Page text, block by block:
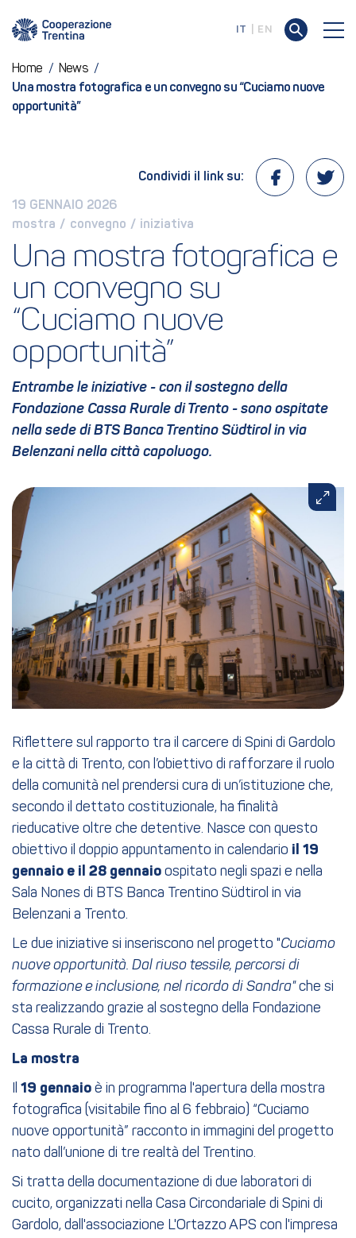
IT EN
Home / News /
Una mostra fotografica e un convegno su “Cuciamo nuove
opportunità”
19 GENNAIO 2026
mostra / convegno / iniziativa
Condividi il link su:
Una mostra fotografica e
un convegno su
“Cuciamo nuove
opportunità”
Entrambe le iniziative - con il sostegno della
Fondazione Cassa Rurale di Trento - sono ospitate
nella sede di BTS Banca Trentino Südtirol in via
Belenzani nella città capoluogo.
Riflettere sul rapporto tra il carcere di Spini di Gardolo
e la città di Trento, con l’obiettivo di rafforzare il ruolo
della comunità nel prendersi cura di un’istituzione che,
secondo il dettato costituzionale, ha finalità
rieducative oltre che detentive. Nasce con questo
obiettivo il doppio appuntamento in calendario il 19
gennaio e il 28 gennaio ospitato negli spazi e nella
Sala Nones di BTS Banca Trentino Südtirol in via
Belenzani a Trento.
Le due iniziative si inseriscono nel progetto "Cuciamo
nuove opportunità. Dal riuso tessile, percorsi di
formazione e inclusione, nel ricordo di Sandra"che si
sta realizzando grazie al sostegno della Fondazione
Cassa Rurale di Trento.
La mostra
Il 19 gennaio è in programma l'apertura della mostra
fotografica (visitabile fino al 6 febbraio) “Cuciamo
nuove opportunità” racconto in immagini del progetto
nato dall’unione di tre realtà del Trentino.
Si tratta della documentazione di due laboratori di
cucito, organizzati nella Casa Circondariale di Spini di
Gardolo, dall'associazione L'Ortazzo APS con l'impresa